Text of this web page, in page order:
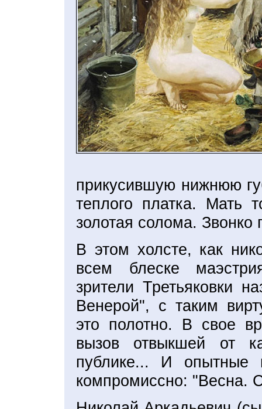
прикусившую нижнюю
теплого платка. Мать
золотая солома. Звонко
В этом холсте, как
всем блеске
зрители Третьяковки
Венерой", с таким
это полотно. В свое
вызов отвыкшей от
публике... И опытные
компромиссно: "Весна.